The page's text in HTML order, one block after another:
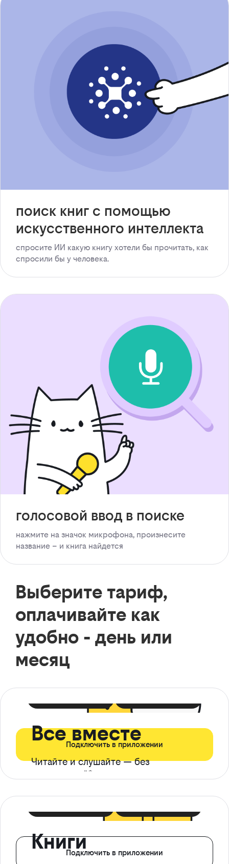
поиск книг с помощью
искусственного интеллекта
спросите ИИ какую книгу хотели бы прочитать, как
спросили бы у человека.
голосовой ввод в поиске
нажмите на значок микрофона, произнесите
название – и книга найдется
Выберите тариф,
оплачивайте как
удобно - день или
месяц
Все вместе
Читайте и слушайте — без
ограничений*
Подключить в приложении
КнигиПодключить в приложении